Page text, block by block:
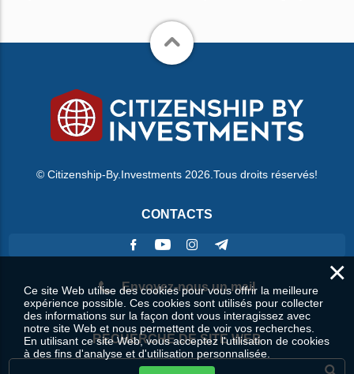
© Citizenship-By.Investments 2026.Tous droits réservés!
CONTACTS
Envoyez-nous un mail
RECHERCHE DE SITE WEB
×
Ce site Web utilise des cookies pour vous offrir la meilleure
expérience possible. Ces cookies sont utilisés pour collecter
des informations sur la façon dont vous interagissez avec
notre site Web et nous permettent de voir vos recherches.
En utilisant ce site Web, vous acceptez l'utilisation de cookies
à des fins d'analyse et d'utilisation personnalisée.